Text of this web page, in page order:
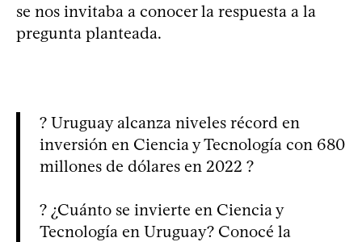
se nos invitaba a conocer la respuesta a la
pregunta planteada.
? Uruguay alcanza niveles récord en
inversión en Ciencia y Tecnología con 680
millones de dólares en 2022 ?
? ¿Cuánto se invierte en Ciencia y
Tecnología en Uruguay? Conocé la